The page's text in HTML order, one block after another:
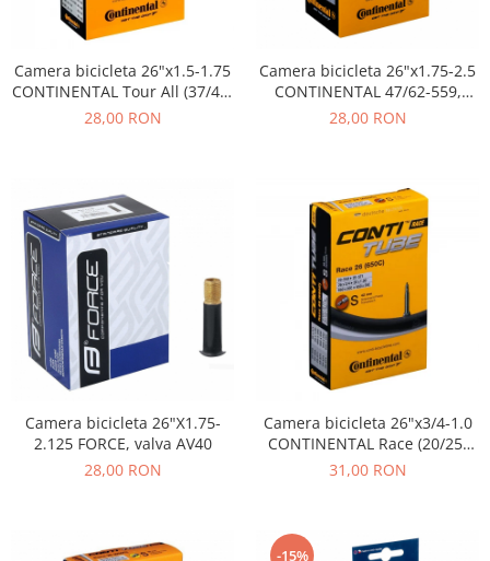
Camera bicicleta 26"x1.5-1.75
CONTINENTAL Tour All (37/47-
559/590), valva FV42
28,00 RON
Camera bicicleta 26"x1.75-2.5
CONTINENTAL 47/62-559,
valva AV40
28,00 RON
Camera bicicleta 26"X1.75-
2.125 FORCE, valva AV40
28,00 RON
Camera bicicleta 26"x3/4-1.0
CONTINENTAL Race (20/25-
559/571), valva FV42
31,00 RON
-15%